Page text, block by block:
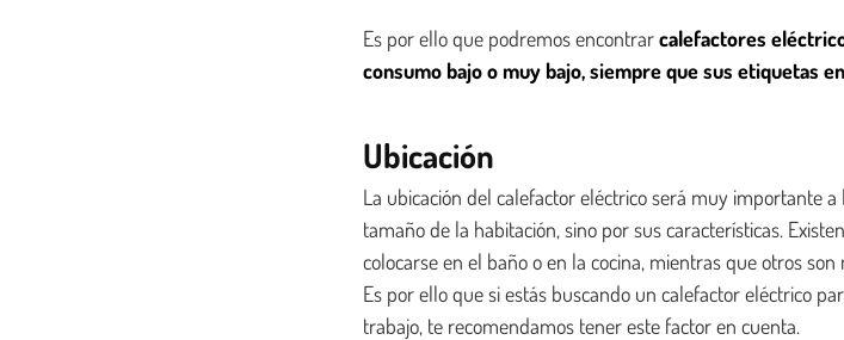
Es por ello que podremos encontrarcalefactores
consumo bajo o muy bajo, siempre que sus etiquetas
Ubicación
La ubicación del calefactor eléctrico será muy importante
tamaño de la habitación, sino por sus características.
colocarse en el baño o en la cocina, mientras que otros
Es por ello que si estás buscando un calefactor eléctrico
trabajo, te recomendamos tener este factor en cuenta.